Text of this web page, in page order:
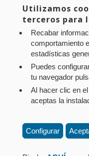
Navarra
EMPRESA:CPEN
SECTOR:Medio
Aviso legal Política de
Contacto: Paseo de
Pamplona (Navarra)
Utilizamos
terceros para
Recabar
comportamiento
estadísticas
Puedes
tu navegador
Al hacer clic en
aceptas la
Configurar